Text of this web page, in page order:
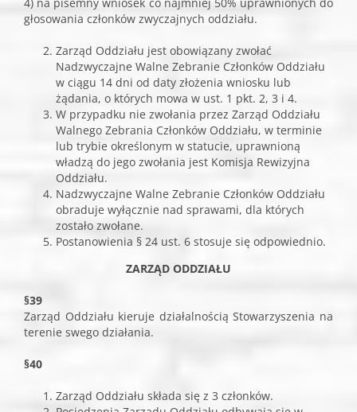
głosowania członków zwyczajnych oddziału.
Zarząd Oddziału jest obowiązany zwołać
Nadzwyczajne Walne Zebranie Członków Oddziału
w ciągu 14 dni od daty złożenia wniosku lub
żądania, o których mowa w ust. 1 pkt. 2, 3 i 4.
W przypadku nie zwołania przez Zarząd Oddziału
Walnego Zebrania Członków Oddziału, w terminie
lub trybie określonym w statucie, uprawnioną
władzą do jego zwołania jest Komisja Rewizyjna
Oddziału.
Nadzwyczajne Walne Zebranie Członków Oddziału
obraduje wyłącznie nad sprawami, dla których
zostało zwołane.
Postanowienia § 24 ust. 6 stosuje się odpowiednio.
ZARZĄD ODDZIAŁU
§39
Zarząd Oddziału kieruje działalnością Stowarzyszenia na
terenie swego działania.
§40
Zarząd Oddziału składa się z 3 członków.